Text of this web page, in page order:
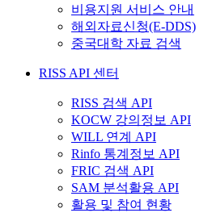
비용지원 서비스 안내
해외자료신청(E-DDS)
중국대학 자료 검색
RISS API 센터
RISS 검색 API
KOCW 강의정보 API
WILL 연계 API
Rinfo 통계정보 API
FRIC 검색 API
SAM 분석활용 API
활용 및 참여 현황